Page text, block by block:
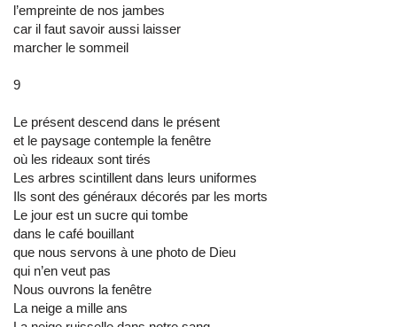
l’empreinte de nos jambes
car il faut savoir aussi laisser
marcher le sommeil
9
Le présent descend dans le présent
et le paysage contemple la fenêtre
où les rideaux sont tirés
Les arbres scintillent dans leurs uniformes
Ils sont des généraux décorés par les morts
Le jour est un sucre qui tombe
dans le café bouillant
que nous servons à une photo de Dieu
qui n’en veut pas
Nous ouvrons la fenêtre
La neige a mille ans